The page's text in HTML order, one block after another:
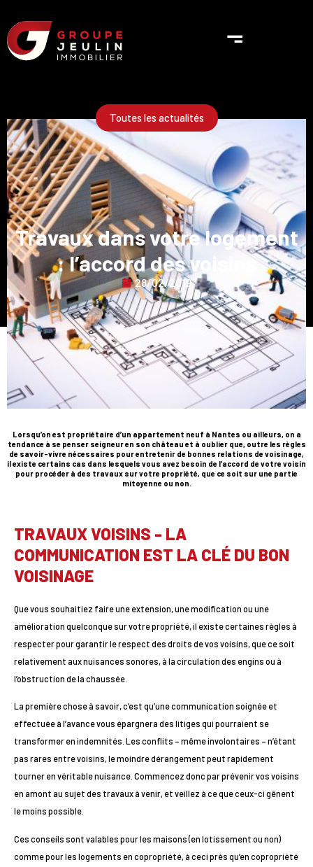
Travaux dans votre logement
: l’accord des voisins
28/02/2019
Toutes les actualités
Lorsqu’on est propriétaire d’un appartement neuf à Nantes ou ailleurs, on a
tendance à se penser seigneur en son château et à oublier que, outre les règles
de savoir-vivre nécessaires pour entretenir de bonnes relations de voisinage,
il existe certains cas dans lesquels vous avez besoin de l’accord de votre voisin
pour procéder à des travaux sur votre propriété, que ce soit sur une partie
mitoyenne ou non.
TRAVAUX VOISINS - LA
COMMUNICATION EST LA CLÉ DU BON
VOISINAGE
Que vous souhaitiez faire une extension, une modification ou une
amélioration quelconque sur votre propriété, il existe certaines règles à
respecter pour garantir le respect des droits de vos voisins, que ce soit
relativement aux nuisances sonores, à la circulation des engins ou à
l’obstruction de la chaussée.
La première chose à savoir, c’est qu’une communication soignée et
effectuée à l’avance vous épargnera des litiges qui pourraient se
transformer en indemnités. Les conflits – même involontaires – n’étant
pas rares entre voisins, le moindre dérangement peut rapidement
tourner en véritable nuisance. Commencez donc par prévenir vos voisins
en amont au sujet des travaux à venir, et veillez à ce que ceux-ci gênent
le moins possible.
Ces conseils sont valables pour les maisons (en lotissement ou non)
comme pour les logements en copropriété, à ceci près qu’en copropriété